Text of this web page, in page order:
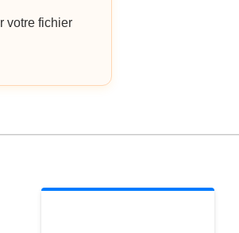
votre fichier